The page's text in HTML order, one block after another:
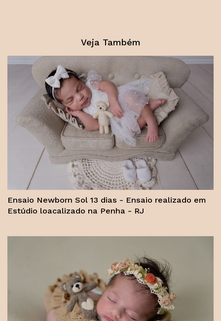
Veja Também
Ensaio Newborn Sol 13 dias - Ensaio realizado em
Estúdio loacalizado na Penha - RJ